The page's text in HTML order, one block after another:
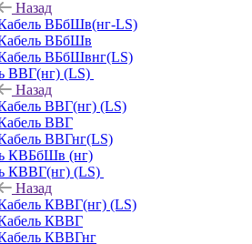
Назад
ВБбШв(нг-LS)
ВБбШв
ВБбШвнг(LS)
ВВГ(нг) (LS)
Назад
ВВГ(нг) (LS)
ВВГ
ВВГнг(LS)
КВБбШв (нг)
КВВГ(нг) (LS)
Назад
КВВГ(нг) (LS)
КВВГ
КВВГнг